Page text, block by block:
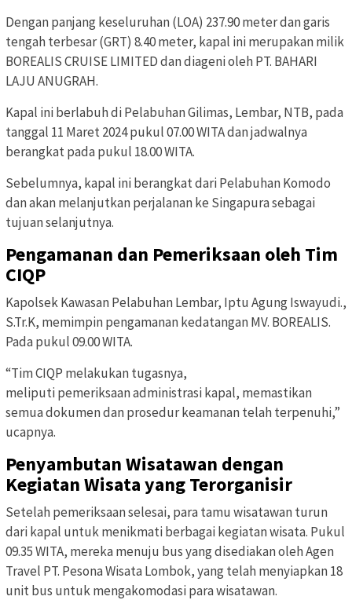
Dengan panjang keseluruhan (LOA) 237.90 meter dan garis
tengah terbesar (GRT) 8.40 meter, kapal ini merupakan milik
BOREALIS CRUISE LIMITED dan diageni oleh PT. BAHARI
LAJU ANUGRAH.
Kapal ini berlabuh di Pelabuhan Gilimas, Lembar, NTB, pada
tanggal 11 Maret 2024 pukul 07.00 WITA dan jadwalnya
berangkat pada pukul 18.00 WITA.
Sebelumnya, kapal ini berangkat dari Pelabuhan Komodo
dan akan melanjutkan perjalanan ke Singapura sebagai
tujuan selanjutnya.
Pengamanan dan Pemeriksaan oleh Tim
CIQP
Kapolsek Kawasan Pelabuhan Lembar, Iptu Agung Iswayudi.,
S.Tr.K, memimpin pengamanan kedatangan MV. BOREALIS.
Pada pukul 09.00 WITA.
“Tim CIQP melakukan tugasnya,
meliputi pemeriksaan administrasi kapal, memastikan
semua dokumen dan prosedur keamanan telah terpenuhi,”
ucapnya.
Penyambutan Wisatawan dengan
Kegiatan Wisata yang Terorganisir
Setelah pemeriksaan selesai, para tamu wisatawan turun
dari kapal untuk menikmati berbagai kegiatan wisata. Pukul
09.35 WITA, mereka menuju bus yang disediakan oleh Agen
Travel PT. Pesona Wisata Lombok, yang telah menyiapkan 18
unit bus untuk mengakomodasi para wisatawan.